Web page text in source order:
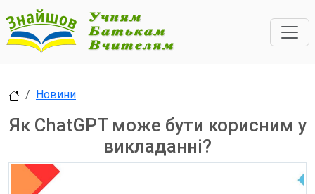
Новини
Як ChatGPT може бути корисним у
викладанні?